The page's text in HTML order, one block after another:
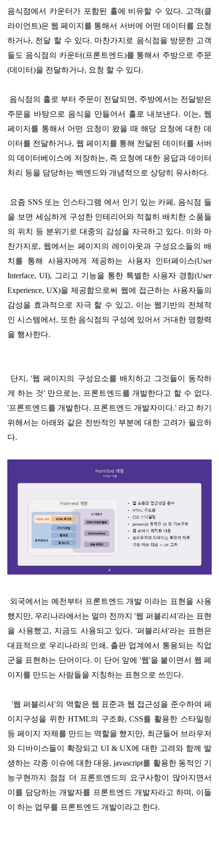
음식점에서 카운터가 포함된 홀에 비유할 수 있다. 고객(클
라이언트)은 웹 페이지를 통해서 서버에 어떤 데이터를 요청
하거나, 전달 할 수 있다. 마찬가지로 음식점을 방문한 고객
들도 음식점의 카운터(프론트엔드)를 통해서 주방으로 주문
(데이터)을 전달하거나, 요청 할 수 있다.
음식점의 홀로 부터 주문이 전달되면, 주방에서는 전달받은
주문을 바탕으로 음식을 만들어서 홀로 내보낸다. 이는, 웹
페이지를 통해서 어떤 요청이 왔을 때 해당 요청에 대한 데
이터를 전달하거나, 웹 페이지를 통해 전달된 데이터를 서버
의 데이터베이스에 저장하는, 즉 요청에 대한 응답과 데이터
처리 등을 담당하는 백엔드와 개념적으로 상당히 유사하다.
요즘 SNS 또는 인스타그램 에서 인기 있는 카페, 음식점 들
을 보면 세심하게 구성한 인테리어와 적절히 배치한 소품들
의 위치 등 분위기로 대중의 감성을 자극하고 있다. 이와 마
찬가지로, 웹에서는 페이지의 레이아웃과 구성요소들의 배
치를 통해 사용자에게 제공하는 사용자 인터페이스(User
Interface, UI), 그리고 기능을 통한 특별한 사용자 경험(User
Experience, UX)을 제공함으로써 웹에 접근하는 사용자들의
감성을 효과적으로 자극 할 수 있고, 이는 웹기반의 전체적
인 시스템에서, 또한 음식점의 구성에 있어서 거대한 영향력
을 행사한다.
단지, '웹 페이지의 구성요소를 배치하고 그것들이 동작하
게 하는 것' 만으로는, 프론트엔드를 개발한다고 할 수 없다.
'프론트엔드를 개발한다. 프론트엔드 개발자이다.' 라고 하기
위해서는 아래와 같은 전반적인 부분에 대한 고려가 필요하
다.
외국에서는 예전부터 프론트엔드 개발 이라는 표현을 사용
했지만, 우리나라에서는 얼마 전까지 '웹 퍼블리셔'라는 표현
을 사용했고, 지금도 사용되고 있다. '퍼블리셔'라는 표현은
대표적으로 우리나라의 인쇄, 출판 업계에서 통용되는 직업
군을 표현하는 단어이다. 이 단어 앞에 '웹'을 붙이면서 웹 페
이지를 만드는 사람들을 지칭하는 표현으로 쓰인다.
'웹 퍼블리셔'의 역할은 웹 표준과 웹 접근성을 준수하여 페
이지구성을 위한 HTML의 구조화, CSS를 활용한 스타일링
등 페이지 자체를 만드는 역할을 했지만, 최근들어 브라우저
와 디바이스들이 확장되고 UI & UX에 대한 고려와 함께 발
생하는 각종 이슈에 대한 대응, javascript를 활용한 동적인 기
능구현까지 점점 더 프론트엔드의 요구사항이 많아지면서
이를 담당하는 개발자를 프론트엔드 개발자라고 하며, 이들
이 하는 업무를 프론트엔드 개발이라고 한다.